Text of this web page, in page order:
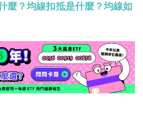
麼？均線扣抵是什麼？均線如